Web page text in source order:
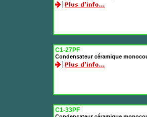
C1-27PF
Condensateur céramique
C1-33PF